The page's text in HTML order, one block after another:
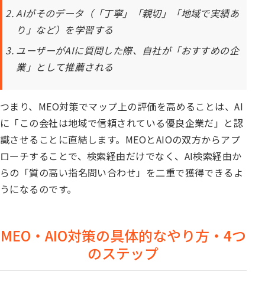
AIがそのデータ（「丁寧」「親切」「地域で実績あ
り」など）を学習する
ユーザーがAIに質問した際、自社が「おすすめの企
業」として推薦される
つまり、MEO対策でマップ上の評価を高めることは、AI
に「この会社は地域で信頼されている優良企業だ」と認
識させることに直結します。MEOとAIOの双方からアプ
ローチすることで、検索経由だけでなく、AI検索経由か
らの「質の高い指名問い合わせ」を二重で獲得できるよ
うになるのです。
MEO・AIO対策の具体的なやり方・4つ
のステップ